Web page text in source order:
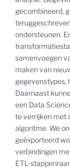
gecombineerd,
ondersteunen.
samenvoegen
maken van
gegevenstypes,
Daarnaast
een Data
te verrijken met
algoritme. We
geëxporteerd
verbindingen
ETL-